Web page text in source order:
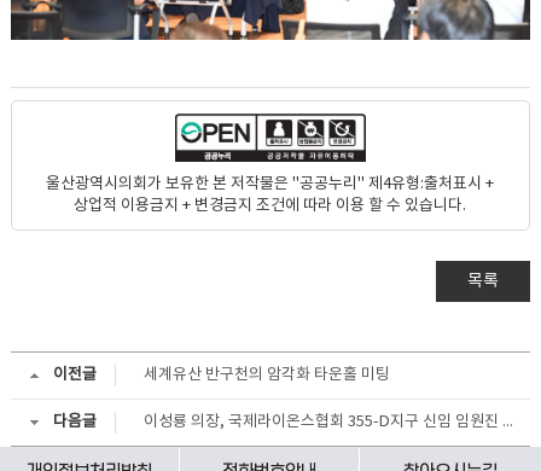
울산광역시의회가 보유한 본 저작물은 "공공누리" 제4유형:출처표시 +
상업적 이용금지 + 변경금지 조건에 따라 이용 할 수 있습니다.
목록
이전글 세계유산 반구천의 암각화 타운홀 미팅
다음글 이성룡 의장, 국제라이온스협회 355-D지구 신임 임원진 환담